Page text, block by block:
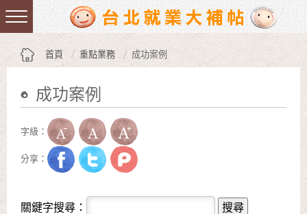
跳到主要內容區塊
:::
首頁 重點業務 成功案例
成功案例
字級：
分享：
關鍵字搜尋：